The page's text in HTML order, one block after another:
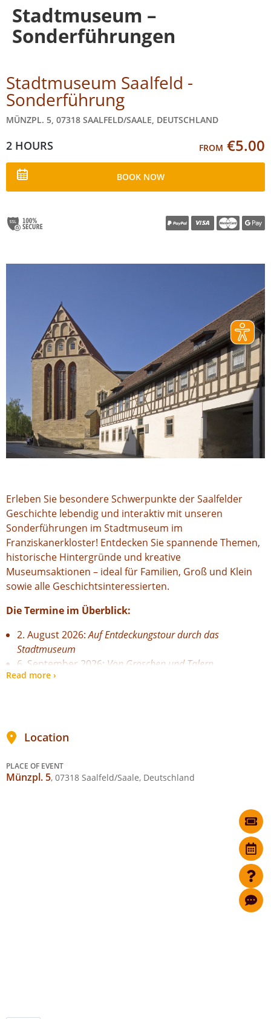
Stadtmuseum –
Sonderführungen
Stadtmuseum Saalfeld -
Sonderführung
MÜNZPL. 5, 07318 SAALFELD/SAALE, DEUTSCHLAND
FROM €5.00
2 HOURS
BOOK NOW
Erleben Sie besondere Schwerpunkte der Saalfelder
Geschichte lebendig und interaktiv mit unseren
Sonderführungen im Stadtmuseum im
Franziskanerkloster! Entdecken Sie spannende Themen,
historische Hintergründe und kreative
Museumsaktionen – ideal für Familien, Groß und Klein
sowie alle Geschichtsinteressierten.
Die Termine im Überblick:
2. August 2026:Auf Entdeckungstour durch das
Stadtmuseum
6. September 2026: Von Groschen und Talern
4. Oktober 2026:
Eine Teilnahme ist nur nach Voranmeldung möglich.
Sichern Sie sich deshalb jetzt Ihre Online-Tickets.
Alternativ können Sie Ihre Plätze telefonisch unter 03671
Read more ›
Location
PLACE OF EVENT
Münzpl. 5, 07318 Saalfeld/Saale, Deutschland